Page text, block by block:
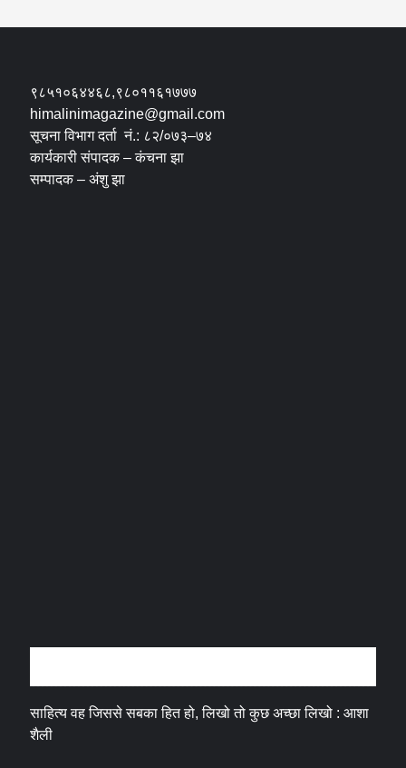
९८५१०६४४६८,९८०११६१७७७
himalinimagazine@gmail.com
सूचना विभाग दर्ता नं.: ८२/०७३–७४
कार्यकारी संपादक – कंचना झा
सम्पादक – अंशु झा
साहित्य वह जिससे सबका हित हो, लिखो तो कुछ अच्छा लिखो : आशा
शैली